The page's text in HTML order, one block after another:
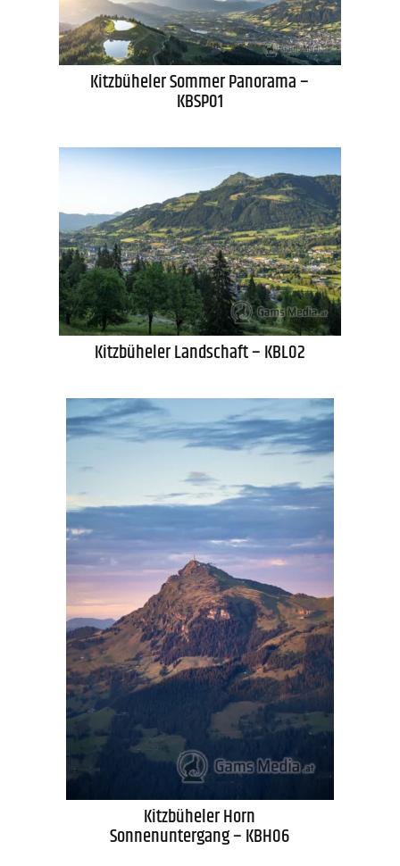
Kitzbüheler Sommer Panorama –
KBSP01
Kitzbüheler Landschaft – KBL02
Kitzbüheler Horn
Sonnenuntergang – KBH06